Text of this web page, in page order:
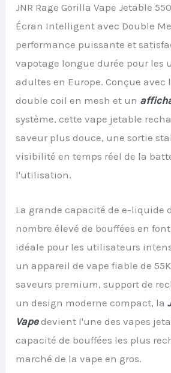
JNR Rage Gorilla Vape Jetable
Écran Intelligent avec Double
performance puissante et
vapotage longue durée pour les
adultes en Europe. Conçue avec
double coil en mesh et un
système, cette vape jetable
saveur plus douce, une sortie
visibilité en temps réel de la
l'utilisation.
La grande capacité de e-liquide
nombre élevé de bouffées en
idéale pour les utilisateurs
un appareil de vape fiable de
saveurs premium, support de
un design moderne compact, la
Vapedevient l'une des vapes
capacité de bouffées les plus
marché de la vape en gros.